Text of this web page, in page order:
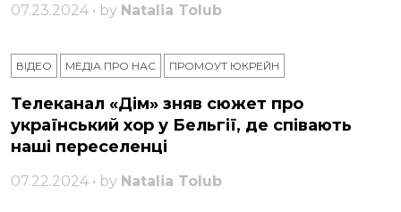
07.23.2024 • by Natalia Tolub
ВІДЕО МЕДІА ПРО НАС ПРОМОУТ ЮКРЕЙН
Телеканал «Дім» зняв сюжет про
український хор у Бельгії, де співають
наші переселенці
07.22.2024 • by Natalia Tolub